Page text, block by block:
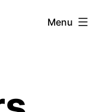
Menu